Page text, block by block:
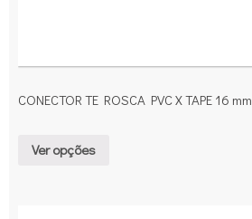
CONECTOR TE ROSCA PVC X TAPE 16 mm
Ver opções